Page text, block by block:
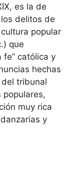
es la de
delitos de
popular
que
fe” católica y
hechas
tribunal
populares,
muy rica
y